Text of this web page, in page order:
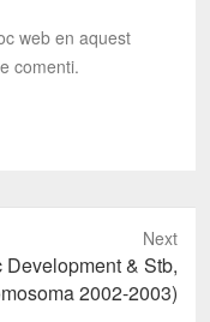
web en aquest
comenti.
Next
& Stb,
2002-2003)